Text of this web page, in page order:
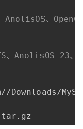
、
23、
Downloads/